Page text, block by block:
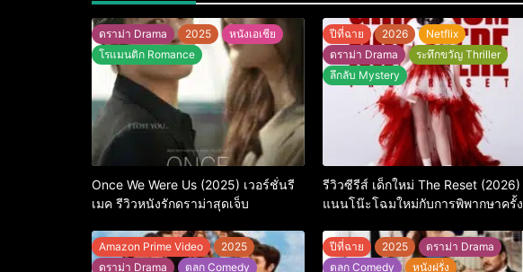
ดราม่า Drama 2025
หนังเอเชีย
โรแมนติก Romance
Once We Were Us (2025) เวอร์ชั่นรี
เมค รีวิวหนังรักดราม่าสุดเจ็บ
ปีที่ฉาย 2026
Netflix
ดราม่า Drama
ระทึกขวัญ Thriller
ลึกลับ Mystery
รีวิวซีรีส์ เด็กใหม่ The Reset (2026) |
แนนโน๊ะโฉมใหม่กับการพิพากษาครั้ง
Amazon Prime Video
2025
ดราม่า Drama
ตลก Comedy
ปีที่ฉาย 2025
ดราม่า Drama
ตลก Comedy
หนังฝรั่ง